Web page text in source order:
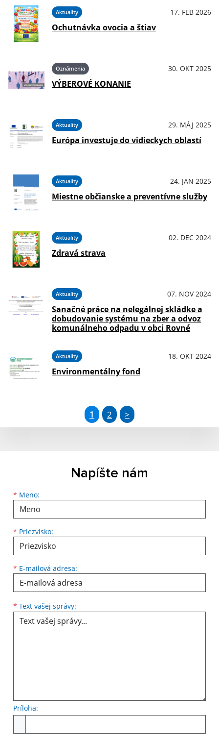
Aktuality 17. FEB 2026
Ochutnávka ovocia a štiav
Oznámenia 30. OKT 2025
VÝBEROVÉ KONANIE
Aktuality 29. MÁJ 2025
Európa investuje do vidieckych oblastí
Aktuality 24. JAN 2025
Miestne občianske a preventívne služby
Aktuality 02. DEC 2024
Zdravá strava
Aktuality 07. NOV 2024
Sanačné práce na nelegálnej skládke a
dobudovanie systému na zber a odvoz
komunálneho odpadu v obci Rovné
Aktuality 18. OKT 2024
Environmentálny fond
1 2 >
Napíšte nám
* Meno:
Meno
* Priezvisko:
Priezvisko
* E-mailová adresa:
E-mailová adresa
* Text vašej správy:
Príloha: